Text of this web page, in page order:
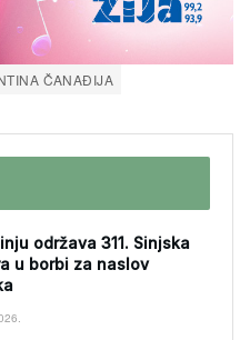
ČANAĐIJA
održava 311. Sinjska
u borbi za naslov